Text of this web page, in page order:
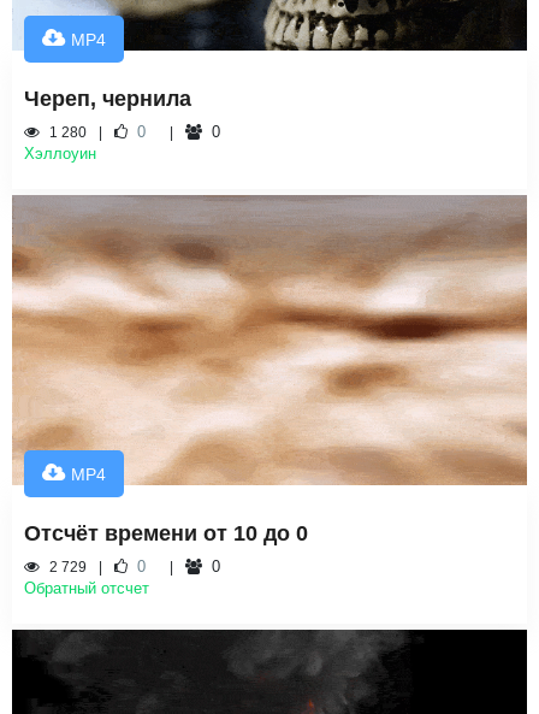
MP4
Череп, чернила
1 280 0
0
Хэллоуин
MP4
Отсчёт времени от 10 до 0
2 729 0
0
Обратный отсчет